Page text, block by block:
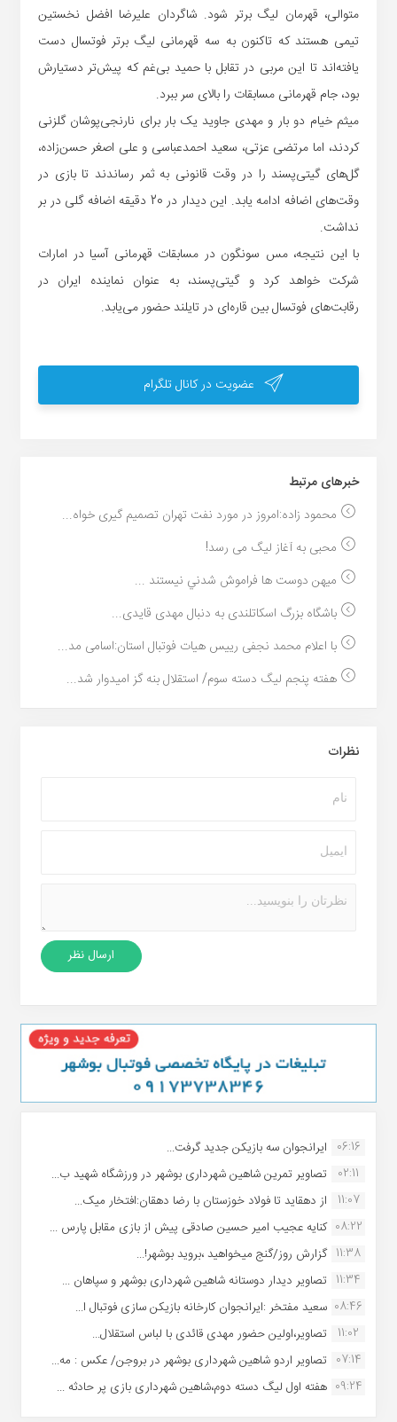
متوالی، قهرمان لیگ برتر شود. شاگردان علیرضا افضل نخستین
تیمی هستند که تاکنون به سه قهرمانی لیگ برتر فوتسال دست
یافته‌اند تا این مربی در تقابل با حمید بی‌غم که پیش‌تر دستیارش
بود،‌ جام قهرمانی مسابقات را بالای سر ببرد.
میثم خیام دو بار و مهدی جاوید یک بار برای نارنجی‌پوشان گلزنی
کردند، اما مرتضی عزتی، سعید احمدعباسی و علی اصغر حسن‌زاده،
گل‌های گیتی‌پسند را در وقت قانونی به ثمر رساندند تا بازی در
وقت‌های اضافه ادامه یابد. این دیدار در 20 دقیقه اضافه گلی در بر
نداشت.
با این نتیجه، مس سونگون در مسابقات قهرمانی آسیا در امارات
شرکت خواهد کرد و گیتی‌پسند، به عنوان نماینده ایران در
رقابت‌های فوتسال بین قاره‌ای در تایلند حضور می‌یابد.
عضویت در کانال تلگرام
خبر‌های مرتبط
محمود زاده:امروز در مورد نفت تهران تصمیم گیری خواه...
محبی به آغاز لیگ می رسد!
ميهن دوست ها فراموش شدني نيستند ...
باشگاه بزرگ اسکاتلندی به دنبال مهدی قایدی...
با اعلام محمد نجفی رییس هیات فوتبال استان:اسامی مد...
هفته پنجم لیگ دسته سوم/ استقلال بنه گز امیدوار شد...
نظرات
06:16 ایرانجوان سه بازیکن جدید گرفت...
02:11
تصاویر تمرین شاهین شهردارى بوشهر در ورزشگاه شهید ب...
11:07
از دهقاید تا فولاد خوزستان با رضا دهقان:افتخار میک...
08:22 کنایه عجیب امیر حسین صادقی پیش از بازی مقابل پارس ...
11:38 گزارش روز/گنج میخواهید ،بروید بوشهر!...
11:34 تصاویر دیدار دوستانه شاهین شهردارى بوشهر و سپاهان ...
08:46 سعید مفتخر :ایرانجوان کارخانه بازیکن سازی فوتبال ا...
11:02
تصاویر،اولین حضور مهدی قائدی با لباس استقلال...
07:14 تصاویر اردو شاهین شهرداری بوشهر در بروجن/ عکس : مه...
09:24 هفته اول لیگ دسته دوم،شاهین شهرداری بازی پر حادثه ...